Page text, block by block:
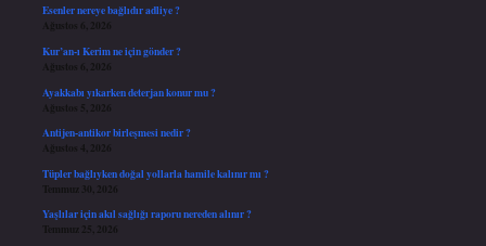
Esenler nereye bağlıdır adliye ?
Ağustos 6, 2026
Kur’an-ı Kerim ne için gönder ?
Ağustos 6, 2026
Ayakkabı yıkarken deterjan konur mu ?
Ağustos 5, 2026
Antijen-antikor birleşmesi nedir ?
Ağustos 4, 2026
Tüpler bağlıyken doğal yollarla hamile kalınır mı ?
Temmuz 30, 2026
Yaşlılar için akıl sağlığı raporu nereden alınır ?
Temmuz 25, 2026